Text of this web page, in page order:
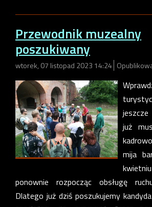
Przewodnik muzealny
poszukiwany
wtorek, 07 listopad 2023 14:24
jeszcze
już
mija
ponownie rozpocząc obsługę
Dlatego już dziś poszukujemy